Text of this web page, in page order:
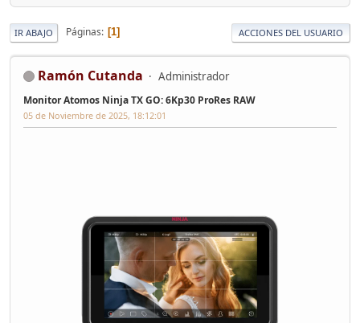
IR ABAJO Páginas 1 ACCIONES DEL USUARIO
Ramón Cutanda Administrador
Monitor Atomos Ninja TX GO: 6Kp30 ProRes RAW
05 de Noviembre de 2025, 18:12:01